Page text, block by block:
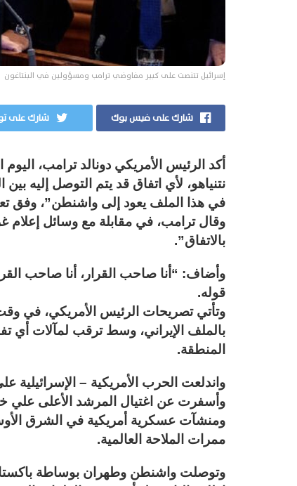
إسرائيل تتنصت على كبير مفاوضي ترامب ومسؤولين في البنتاغون
شارك على فيس بوك شارك على
أكد الرئيس الأمريكي دونالد ترامب، اليوم
نتنياهو، لأي اتفاق قد يتم التوصل إليه
في هذا الملف يعود إلى واشنطن”، وفق
وقال ترامب، في مقابلة مع وسائل إعلام
بالاتفاق”.
وأضاف: “أنا صاحب القرار، أنا صاحب
قوله.
وتأتي تصريحات الرئيس الأمريكي، في وقت
بالملف الإيراني، وسط ترقب لمآلات أي
المنطقة.
وأسفرت عن اغتيال المرشد الأعلى علي
ومنشآت عسكرية أمريكية في الشرق
ممرات الملاحة العالمية.